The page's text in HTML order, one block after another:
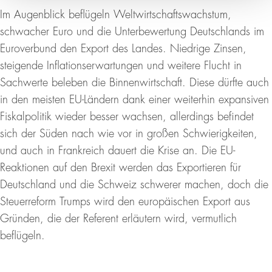
Im Augenblick beflügeln Weltwirtschaftswachstum,
schwacher Euro und die Unterbewertung Deutschlands im
Euroverbund den Export des Landes. Niedrige Zinsen,
steigende Inflationserwartungen und weitere Flucht in
Sachwerte beleben die Binnenwirtschaft. Diese dürfte auch
in den meisten EU-Ländern dank einer weiterhin expansiven
Fiskalpolitik wieder besser wachsen, allerdings befindet
sich der Süden nach wie vor in großen Schwierigkeiten,
und auch in Frankreich dauert die Krise an. Die EU-
Reaktionen auf den Brexit werden das Exportieren für
Deutschland und die Schweiz schwerer machen, doch die
Steuerreform Trumps wird den europäischen Export aus
Gründen, die der Referent erläutern wird, vermutlich
beflügeln.